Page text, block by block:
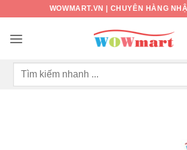
nội
WOWMART.VN | CHUYÊN HÀNG
Tìm